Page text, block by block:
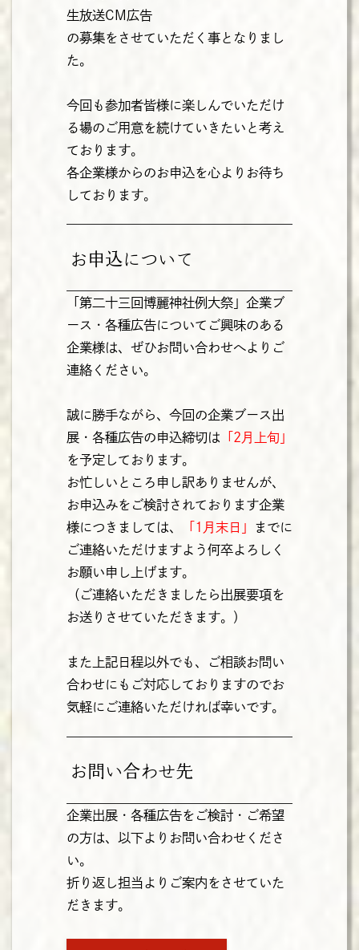
生放送CM広告
の募集をさせていただく事となりまし
た。
今回も参加者皆様に楽しんでいただけ
る場のご用意を続けていきたいと考え
ております。
各企業様からのお申込を心よりお待ち
しております。
お申込について
「第二十三回博麗神社例大祭」企業ブ
ース・各種広告についてご興味のある
企業様は、ぜひお問い合わせへよりご
連絡ください。
誠に勝手ながら、今回の企業ブース出
展・各種広告の申込締切は 「2月上旬」
を予定しております。
お忙しいところ申し訳ありませんが、
お申込みをご検討されております企業
様につきましては、
「1月末日」
までに
ご連絡いただけますよう何卒よろしく
お願い申し上げます。
（ご連絡いただきましたら出展要項を
お送りさせていただきます。）
また上記日程以外でも、ご相談お問い
合わせにもご対応しておりますのでお
気軽にご連絡いただければ幸いです。
お問い合わせ先
企業出展・各種広告をご検討・ご希望
の方は、以下よりお問い合わせくださ
い。
折り返し担当よりご案内をさせていた
だきます。